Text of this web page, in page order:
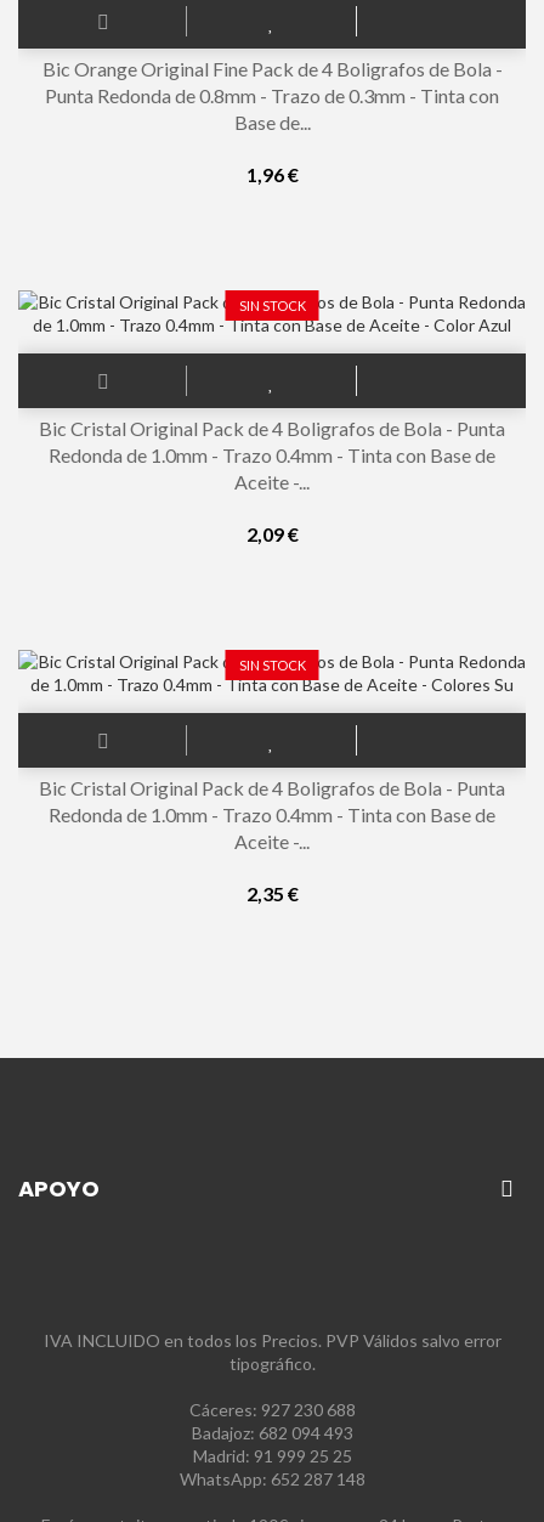
Bic Orange Original Fine Pack de 4 Boligrafos de Bola -
Punta Redonda de 0.8mm - Trazo de 0.3mm - Tinta con
Base de...
1,96 €
SIN STOCK
Bic Cristal Original Pack de 4 Boligrafos de Bola - Punta
Redonda de 1.0mm - Trazo 0.4mm - Tinta con Base de
Aceite -...
2,09 €
SIN STOCK
Bic Cristal Original Pack de 4 Boligrafos de Bola - Punta
Redonda de 1.0mm - Trazo 0.4mm - Tinta con Base de
Aceite -...
2,35 €
APOYO
IVA INCLUIDO en todos los Precios. PVP Válidos salvo error
tipográfico.
Cáceres: 927 230 688
Badajoz: 682 094 493
Madrid: 91 999 25 25
WhatsApp: 652 287 148